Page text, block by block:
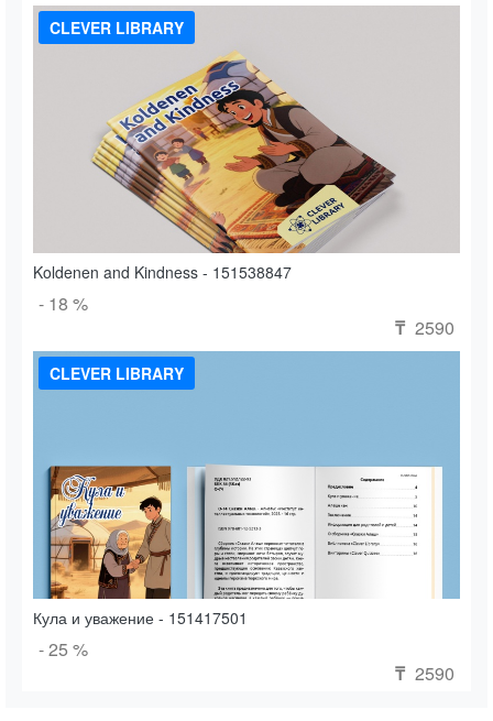
CLEVER LIBRARY
Koldenen and Kindness - 151538847
- 18 %
₸ 2590
CLEVER LIBRARY
Кула и уважение - 151417501
- 25 %
₸ 2590